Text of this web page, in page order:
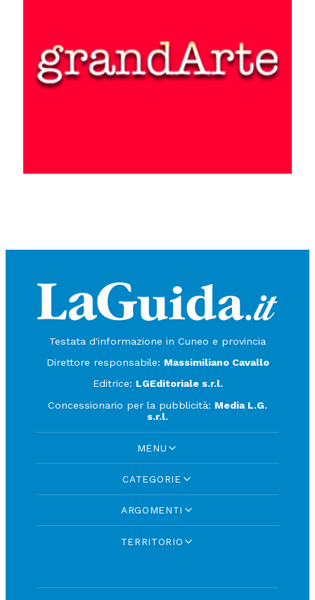
Testata d'informazione in Cuneo e provincia
Direttore responsabile: Massimiliano Cavallo
Editrice: LGEditoriale s.r.l.
Concessionario per la pubblicità: Media L.G.
s.r.l.
MENU
CATEGORIE
ARGOMENTI
TERRITORIO